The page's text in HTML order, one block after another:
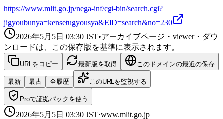
https://www.mlit.go.jp/nega-inf/cgi-bin/search.cgi?
jigyoubunya=kensetugyousya&EID=search&no=230
2026年5月5日 03:30 JST•アーカイブページ・viewer・ダウ
ンロードは、この保存版を基準に表示されます。
URLをコピー 最新版を取得 このドメインの最近の保存
最新 最古 全履歴 このURLを監視する
Proで証拠パックを使う
2026年5月5日 03:30 JST·www.mlit.go.jp